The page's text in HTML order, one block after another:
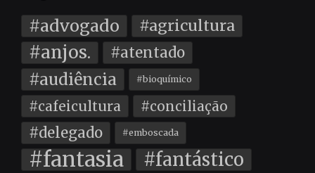
#advogado #agricultura
#anjos. #atentado
#audiência #bioquímico
#cafeicultura #conciliação
#delegado #emboscada
#fantasia #fantástico